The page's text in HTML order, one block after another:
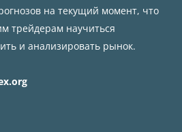
на текущий момент, что
трейдерам научиться
и анализировать рынок.